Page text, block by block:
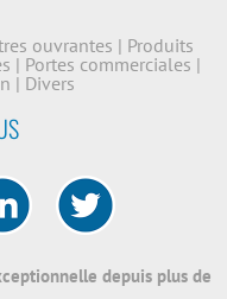
ouvrantes | Produits
| Portes commerciales |
| Divers
depuis plus de